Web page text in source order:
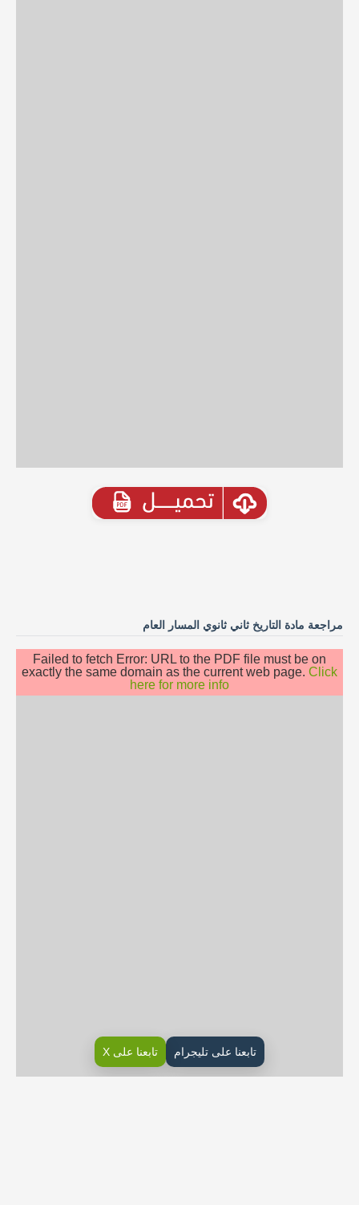
مراجعة مادة التاريخ ثاني ثانوي المسار العام
Failed to fetch Error: URL to the PDF file must be on
exactly the same domain as the current web page. Click
here for more info
تابعنا على تليجرام تابعنا على X